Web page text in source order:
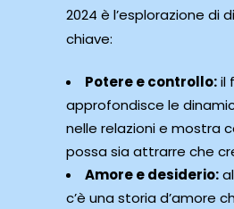
2024 è l’esplorazione di
chiave:
Potere e controllo:il
approfondisce le
nelle relazioni e mostra
possa sia attrarre che
Amore e desiderio:
c’è una storia d’amore